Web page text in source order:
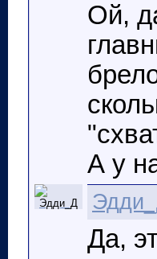
Ой,
А у
Да,